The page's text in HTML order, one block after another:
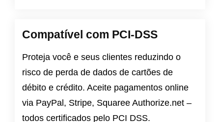
Compatível com PCI-DSS
Proteja você e seus clientes reduzindo o
risco de perda de dados de cartões de
débito e crédito. Aceite pagamentos online
via PayPal, Stripe, Squaree Authorize.net –
todos certificados pelo PCI DSS.